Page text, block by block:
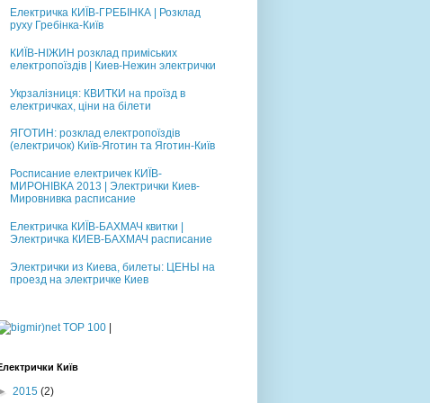
Електричка КИЇВ-ГРЕБІНКА | Розклад
руху Гребінка-Київ
КИЇВ-НІЖИН розклад приміських
електропоїздів | Киев-Нежин электрички
Укрзалізниця: КВИТКИ на проїзд в
електричках, ціни на білети
ЯГОТИН: розклад електропоїздів
(електричок) Київ-Яготин та Яготин-Київ
Росписание електричек КИЇВ-
МИРОНІВКА 2013 | Электрички Киев-
Мировнивка расписание
Електричка КИЇВ-БАХМАЧ квитки |
Электричка КИЕВ-БАХМАЧ расписание
Электрички из Киева, билеты: ЦЕНЫ на
проезд на электричке Киев
Київ
2015 (2)